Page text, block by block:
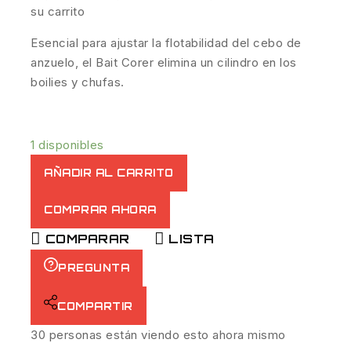
su carrito
Esencial para ajustar la flotabilidad del cebo de
anzuelo, el Bait Corer elimina un cilindro en los
boilies y chufas.
1 disponibles
AÑADIR AL CARRITO
COMPRAR AHORA
COMPARAR LISTA
PREGUNTA
COMPARTIR
30 personas están viendo esto ahora mismo